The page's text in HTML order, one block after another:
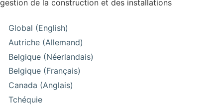
gestion de la construction et des installations
Global (English)
Autriche (Allemand)
Belgique (Néerlandais)
Belgique (Français)
Canada (Anglais)
Tchéquie